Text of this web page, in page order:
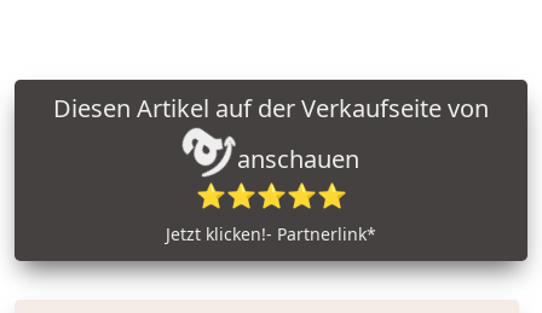
anschauen
⭐⭐⭐⭐⭐
Jetzt klicken!- Partnerlink*